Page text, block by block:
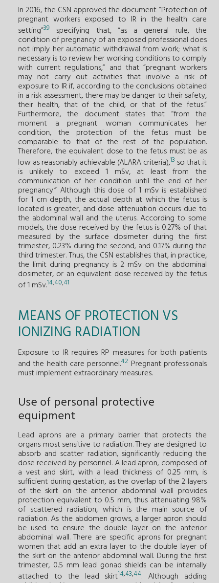
In 2016, the CSN approved the document “Protection of
pregnant workers exposed to IR in the health care
setting”39 specifying that, “as a general rule, the
condition of pregnancy of an exposed professional does
not imply her automatic withdrawal from work; what is
necessary is to review her working conditions to comply
with current regulations,” and that “pregnant workers
may not carry out activities that involve a risk of
exposure to IR if, according to the conclusions obtained
in a risk assessment, there may be danger to their safety,
their health, that of the child, or that of the fetus.”
Furthermore, the document states that “from the
moment a pregnant woman communicates her
condition, the protection of the fetus must be
comparable to that of the rest of the population.
Therefore, the equivalent dose to the fetus must be as
low as reasonably achievable (ALARA criteria),13 so that it
is unlikely to exceed 1 mSv, at least from the
communication of her condition until the end of her
pregnancy.” Although this dose of 1 mSv is established
for 1 cm depth, the actual depth at which the fetus is
located is greater, and dose attenuation occurs due to
the abdominal wall and the uterus. According to some
models, the dose received by the fetus is 0.27% of that
measured by the surface dosimeter during the first
trimester, 0.23% during the second, and 0.17% during the
third trimester. Thus, the CSN establishes that, in practice,
the limit during pregnancy is 2 mSv on the abdominal
dosimeter, or an equivalent dose received by the fetus
of 1 mSv.14,40,41
MEANS OF PROTECTION VS
IONIZING RADIATION
Exposure to IR requires RP measures for both patients
and the health care personnel.42 Pregnant professionals
must implement extraordinary measures.
Use of personal protective
equipment
Lead aprons are a primary barrier that protects the
organs most sensitive to radiation. They are designed to
absorb and scatter radiation, significantly reducing the
dose received by personnel. A lead apron, composed of
a vest and skirt, with a lead thickness of 0.25 mm, is
sufficient during gestation, as the overlap of the 2 layers
of the skirt on the anterior abdominal wall provides
protection equivalent to 0.5 mm, thus attenuating 98%
of scattered radiation, which is the main source of
radiation. As the abdomen grows, a larger apron should
be used to ensure the double layer on the anterior
abdominal wall. There are specific aprons for pregnant
women that add an extra layer to the double layer of
the skirt on the anterior abdominal wall. During the first
trimester, 0.5 mm lead gonad shields can be internally
attached to the lead skirt14,43,44. Although adding